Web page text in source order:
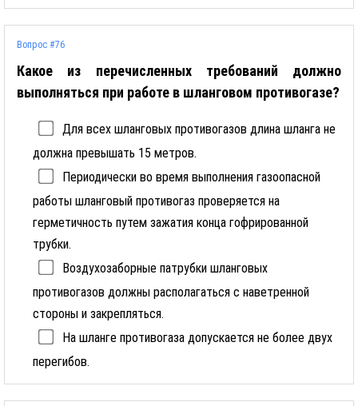
Вопрос #76
Какое из перечисленных требований должно
выполняться при работе в шланговом противогазе?
Для всех шланговых противогазов длина шланга не
должна превышать 15 метров.
Периодически во время выполнения газоопасной
работы шланговый противогаз проверяется на
герметичность путем зажатия конца гофрированной
трубки.
Воздухозаборные патрубки шланговых
противогазов должны располагаться с наветренной
стороны и закрепляться.
На шланге противогаза допускается не более двух
перегибов.